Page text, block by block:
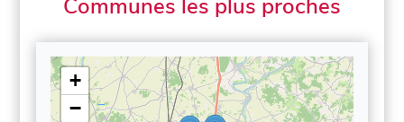
Communes les plus proches
+
−